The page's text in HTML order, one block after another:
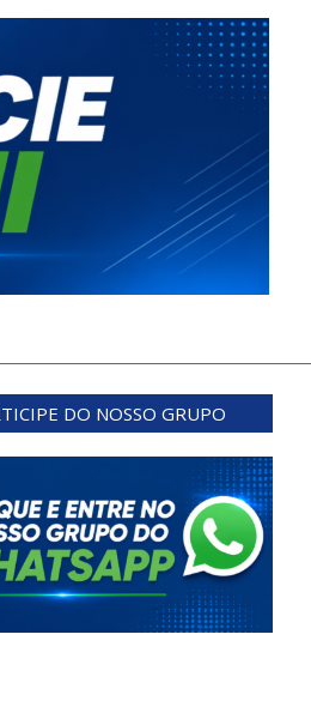
DO NOSSO GRUPO